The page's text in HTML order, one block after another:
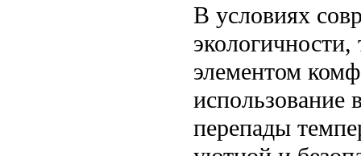
В условиях
элементом
использование
перепады